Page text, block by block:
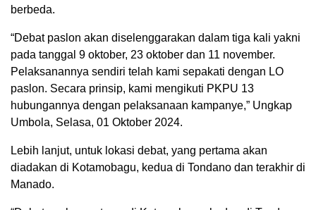
berbeda.
“Debat paslon akan diselenggarakan dalam tiga kali yakni
pada tanggal 9 oktober, 23 oktober dan 11 november.
Pelaksanannya sendiri telah kami sepakati dengan LO
paslon. Secara prinsip, kami mengikuti PKPU 13
hubungannya dengan pelaksanaan kampanye,” Ungkap
Umbola, Selasa, 01 Oktober 2024.
Lebih lanjut, untuk lokasi debat, yang pertama akan
diadakan di Kotamobagu, kedua di Tondano dan terakhir di
Manado.